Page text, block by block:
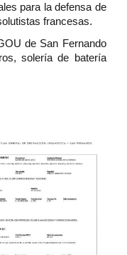
para la defensa de
francesas.
de San Fernando
solería de batería